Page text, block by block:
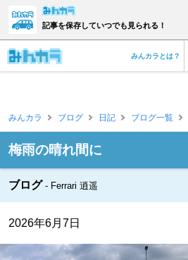
記事を保存していつでも見られる！
みんカラとは？
みんカラ ブログ 日記 ブログ一覧
梅雨の晴れ間に
ブログ Ferrari 逍遥
2026年6月7日